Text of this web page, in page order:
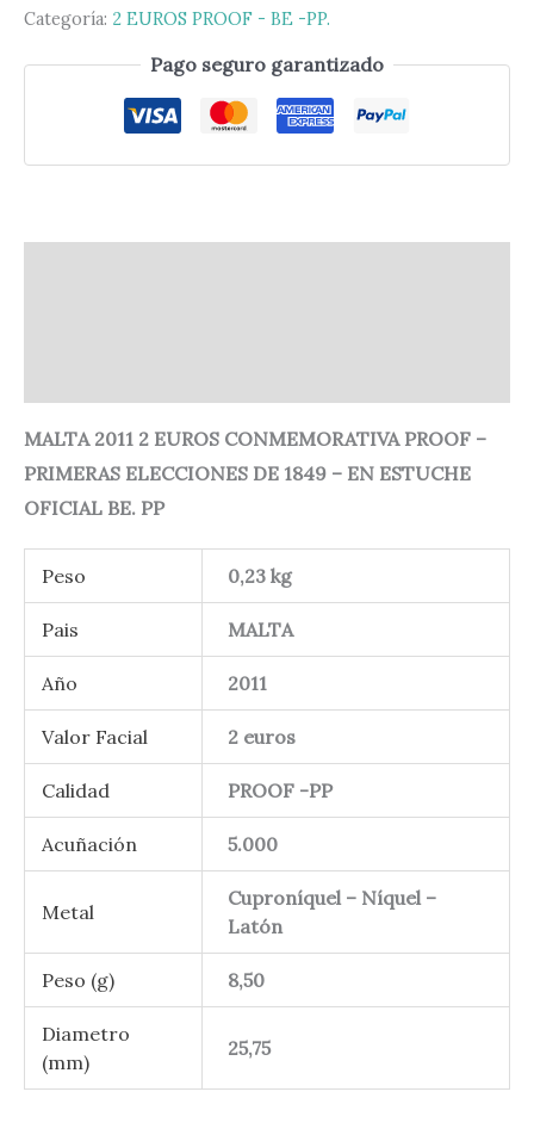
Categoría: 2 EUROS PROOF - BE -PP.
Pago seguro garantizado
MALTA 2011 2 EUROS CONMEMORATIVA PROOF –
PRIMERAS ELECCIONES DE 1849 – EN ESTUCHE
OFICIAL BE. PP
Peso 0,23 kg
Pais MALTA
Año 2011
Valor Facial 2 euros
Calidad PROOF -PP
Acuñación 5.000
Metal
Cuproníquel – Níquel –
Latón
Peso (g) 8,50
Diametro
(mm)
25,75